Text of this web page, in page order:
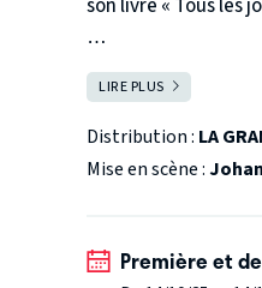
« J’ai toujours
petits détails de
Ce spectacle
l’envers du décors
LIRE PLUS
Distribution : LA
Mise en scène :
Première et